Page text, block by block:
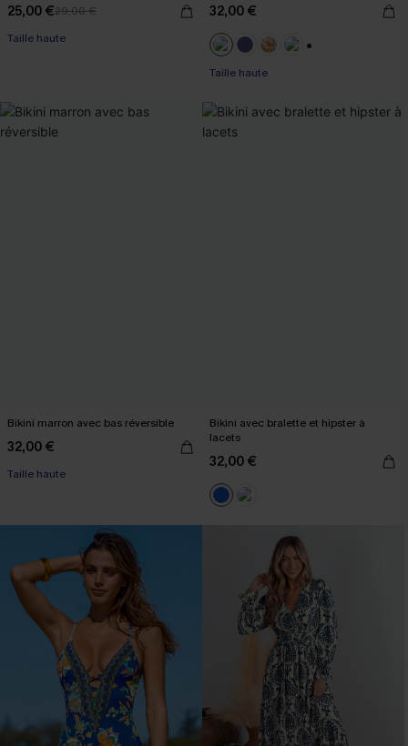
25,00 €29,00 €
Taille haute
32,00 €
Taille haute
Bikini marron avec bas réversible
32,00 €
Taille haute
Bikini avec bralette et hipster à
lacets
32,00 €